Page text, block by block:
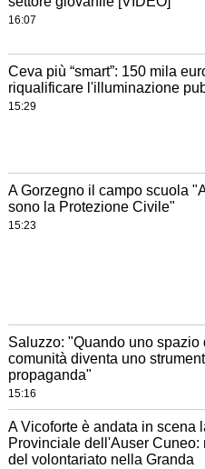
16:07
Ceva più “smart”: 150 mila
riqualificare l'illuminazione
15:29
A Gorzegno il campo scuola
sono la Protezione Civile"
15:23
Saluzzo: "Quando uno spazio
comunità diventa uno
propaganda"
15:16
A Vicoforte è andata in scena
Provinciale dell'Auser
del volontariato nella Granda